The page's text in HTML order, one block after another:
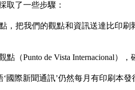
取了一些步驟：
，把我們的觀點和資訊送達比印
點（Punto de Vista Internacional），
際新聞通訊’仍然每月有印刷本發